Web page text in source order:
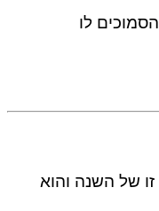
לו
השנה והוא